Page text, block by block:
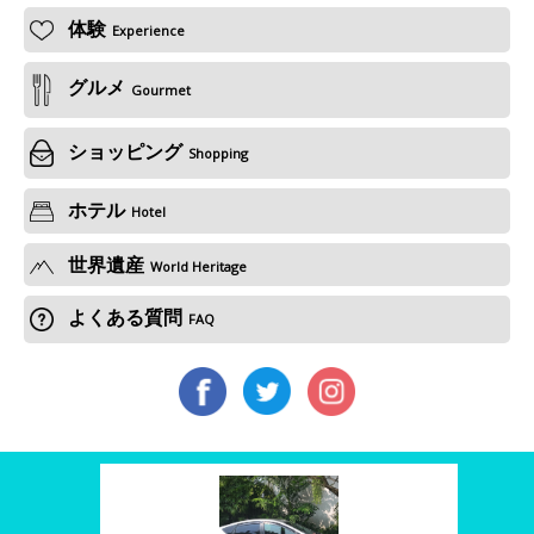
体験 Experience
グルメ Gourmet
ショッピング Shopping
ホテル Hotel
世界遺産 World Heritage
よくある質問 FAQ